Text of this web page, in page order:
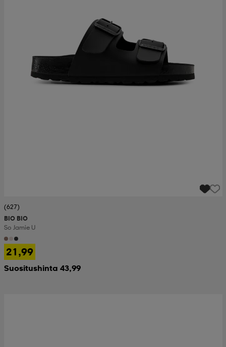
(627)
BIO BIO
So Jamie U
21,99
Suositushinta 43,99